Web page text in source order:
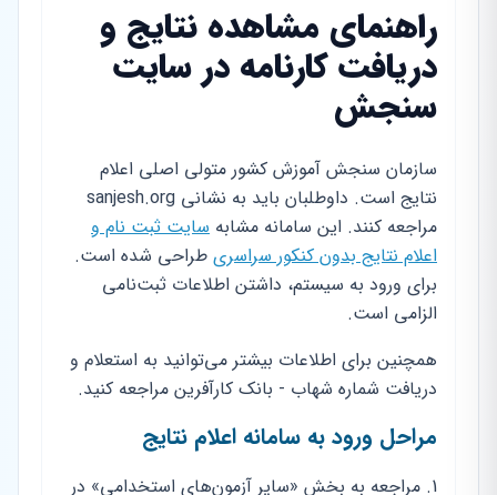
راهنمای مشاهده نتایج و
دریافت کارنامه در سایت
سنجش
سازمان سنجش آموزش کشور متولی اصلی اعلام
نتایج است. داوطلبان باید به نشانی sanjesh.org
مراجعه کنند. این سامانه مشابه سایت ثبت نام و
اعلام نتایج بدون کنکور سراسری طراحی شده است.
برای ورود به سیستم، داشتن اطلاعات ثبت‌نامی
الزامی است.
همچنین برای اطلاعات بیشتر می‌توانید به استعلام و
دریافت شماره شهاب - بانک کارآفرین مراجعه کنید.
مراحل ورود به سامانه اعلام نتایج
مراجعه به بخش «سایر آزمون‌های استخدامی» در